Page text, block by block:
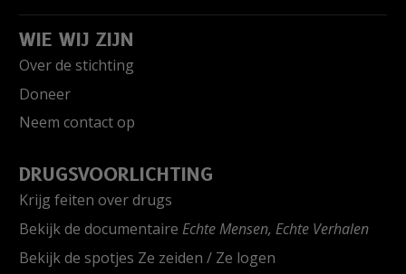
WIE WIJ ZIJN
Over de stichting
Doneer
Neem contact op
DRUGSVOORLICHTING
Krijg feiten over drugs
Bekijk de documentaire Echte Mensen, Echte Verhalen
Bekijk de spotjes Ze zeiden / Ze logen